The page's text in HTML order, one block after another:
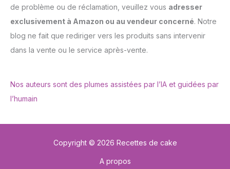
de problème ou de réclamation, veuillez vous adresser
exclusivement à Amazon ou au vendeur concerné. Notre
blog ne fait que rediriger vers les produits sans intervenir
dans la vente ou le service après-vente.
Nos auteurs sont des plumes assistées par l’IA et guidées par
l’humain
Copyright © 2026 Recettes de cake
A propos